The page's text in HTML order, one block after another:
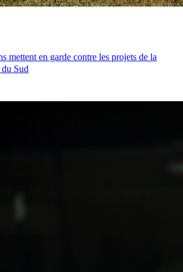
mettent en garde contre les projets de la
Sud